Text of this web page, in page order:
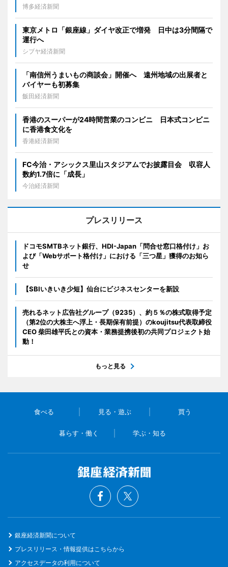
博多経済新聞
東京メトロ「銀座線」ダイヤ改正で増発 日中は3分間隔で
運行へ
シブヤ経済新聞
「南信州うまいもの商談会」開催へ 遠州地域の出展者と
バイヤーも初募集
飯田経済新聞
香港のスーパーが24時間営業のコンビニ 日本式コンビニ
に香港食文化を
香港経済新聞
FC今治・アシックス里山スタジアムでお披露目会 収容人
数約1.7倍に「成長」
今治経済新聞
プレスリリース
ドコモSMTBネット銀行、HDI-Japan「問合せ窓口格付け」お
よび「Webサポート格付け」における「三つ星」獲得のお知ら
せ
【SBIいきいき少短】仙台にビジネスセンターを新設
売れるネット広告社グループ（9235）、約５％の株式取得予定
（第2位の大株主へ浮上・長期保有前提）のkoujitsu代表取締役
CEO 柴田雄平氏との資本・業務提携後初の共同プロジェクト始
動！
もっと見る
食べる 見る・遊ぶ 買う
暮らす・働く 学ぶ・知る
銀座経済新聞について
プレスリリース・情報提供はこちらから
アクセスデータの利用について